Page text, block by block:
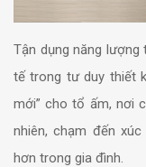
Tận dụng năng
tế trong tư duy thiết
mới” cho tổ ấm, nơi
nhiên, chạm đến
hơn trong gia đình.